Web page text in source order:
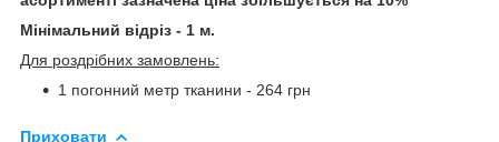
Мінімальний відріз - 1 м.
Для роздрібних замовлень:
1 погонний метр тканини - 264 грн
Приховати